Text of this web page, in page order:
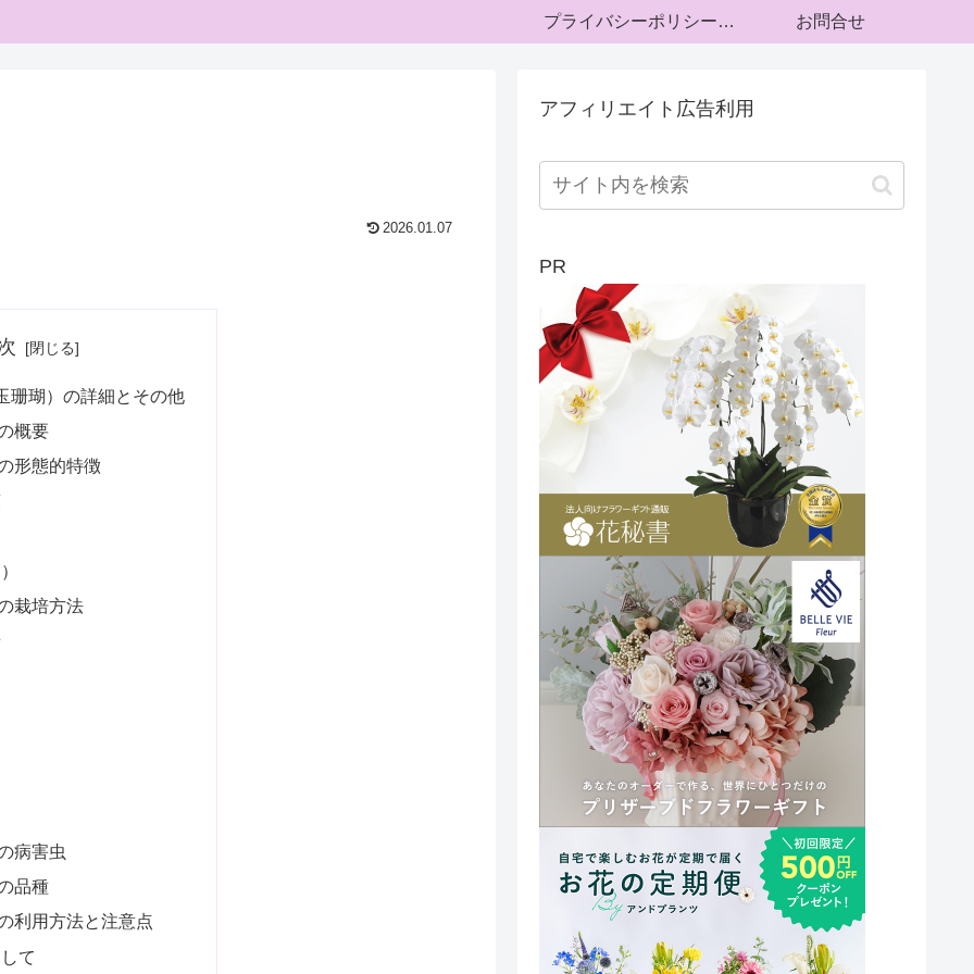
プライバシーポリシー・運営者情報 お問合せ
2026.01.07
珊瑚）の詳細とその他
概要
形態的特徴
栽培方法
病害虫
品種
利用方法と注意点
て
アフィリエイト広告利用
PR